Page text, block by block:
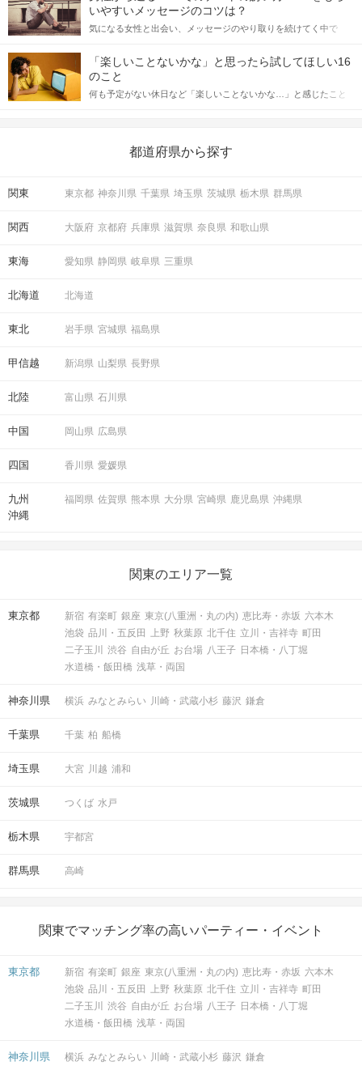
格的に始めようとしている方は、女性が異性を求めて出すサイン
をしっかりと理解し、正しい行動に移せるかどうかが重要。 この
記事では、女性が話しかけて欲しい時に出すサインとその心理を
合にどのような行動に繋げるべきかをご紹介していきます。
いやすいメッセージのコツは？
気になる女性と出会い、メッセージのやり取りを続けてく中で
しかし、中には「どう誘ったらいいの？」とお困りの男性もいら
っしゃるのではないでしょうか。 そこで今回は、男性から女性へ
送るLINEでのデートの誘い方のコツをご紹介します。例文も混じ
えながら解説するので、ぜひ参考にしてください。
「楽しいことないかな」と思ったら試してほしい16
のこと
何も予定がない休日など「楽しいことないかな…」と感じたこと
の楽しいことアイデアを集めました♪ いままさに楽しいことを探し
都道府県から探す
関東 東京都 神奈川県 千葉県 埼玉県 茨城県 栃木県 群馬県
関西 大阪府 京都府 兵庫県 滋賀県 奈良県 和歌山県
東海 愛知県 静岡県 岐阜県 三重県
北海道 北海道
東北 岩手県 宮城県 福島県
甲信越 新潟県 山梨県 長野県
北陸 富山県 石川県
中国 岡山県 広島県
四国 香川県 愛媛県
九州
沖縄
福岡県 佐賀県 熊本県 大分県 宮崎県 鹿児島県 沖縄県
関東のエリア一覧
東京都 新宿 有楽町 銀座 東京(八重洲・丸の内) 恵比寿・赤坂 六本木
池袋 品川・五反田 上野 秋葉原 北千住 立川・吉祥寺 町田
二子玉川
渋谷 自由が丘 お台場 八王子 日本橋・八丁堀
水道橋・飯田橋 浅草・両国
神奈川県 横浜 みなとみらい 川崎・武蔵小杉 藤沢 鎌倉
千葉県 千葉 柏 船橋
埼玉県 大宮 川越 浦和
茨城県 つくば 水戸
栃木県 宇都宮
群馬県 高崎
関東でマッチング率の高いパーティー・イベント
東京都 新宿 有楽町 銀座 東京(八重洲・丸の内) 恵比寿・赤坂 六本木
池袋 品川・五反田 上野 秋葉原 北千住 立川・吉祥寺 町田
二子玉川
渋谷 自由が丘 お台場 八王子 日本橋・八丁堀
水道橋・飯田橋 浅草・両国
神奈川県 横浜 みなとみらい 川崎・武蔵小杉 藤沢 鎌倉